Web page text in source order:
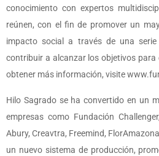
conocimiento con expertos
reúnen, con el fin de promover un
impacto social a través de una
contribuir a alcanzar los objetivos para
obtener más información, visite
Hilo Sagrado se ha convertido en un
empresas como Fundación
Abury, Creavtra, Freemind,
un nuevo sistema de producción,